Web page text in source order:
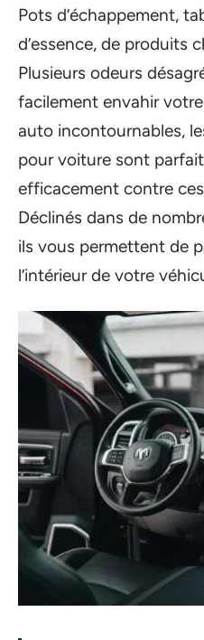
Pots d’échappement,
d’essence, de produits
Plusieurs odeurs
facilement envahir
auto incontournables,
pour voiture sont
efficacement contre
Déclinés dans de
ils vous permettent de
l’intérieur de votre